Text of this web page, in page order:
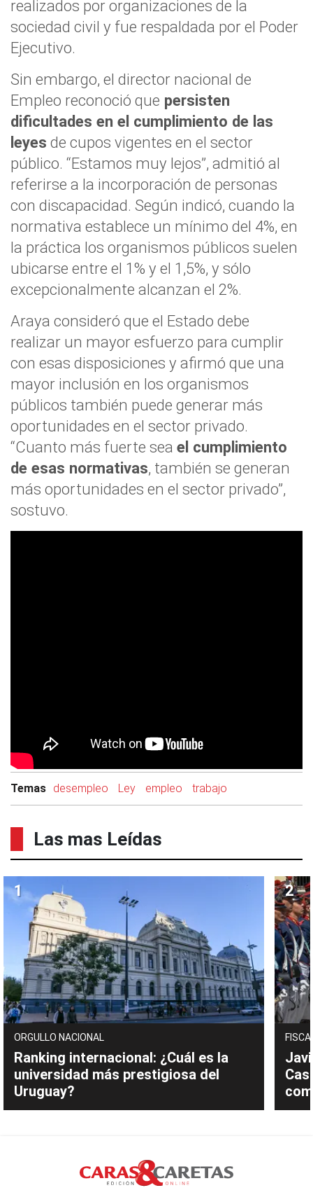
realizados por organizaciones de la
sociedad civil y fue respaldada por el Poder
Ejecutivo.
Sin embargo, el director nacional de
Empleo reconoció que persisten
dificultades en el cumplimiento de las
leyes de cupos vigentes en el sector
público. “Estamos muy lejos”, admitió al
referirse a la incorporación de personas
con discapacidad. Según indicó, cuando la
normativa establece un mínimo del 4%, en
la práctica los organismos públicos suelen
ubicarse entre el 1% y el 1,5%, y sólo
excepcionalmente alcanzan el 2%.
Araya consideró que el Estado debe
realizar un mayor esfuerzo para cumplir
con esas disposiciones y afirmó que una
mayor inclusión en los organismos
públicos también puede generar más
oportunidades en el sector privado.
“Cuanto más fuerte sea el cumplimiento
de esas normativas, también se generan
más oportunidades en el sector privado”,
sostuvo.
Temas desempleo Ley empleo trabajo
Las mas Leídas
ORGULLO NACIONAL
Ranking internacional: ¿Cuál es la
universidad más prestigiosa del
Uruguay?